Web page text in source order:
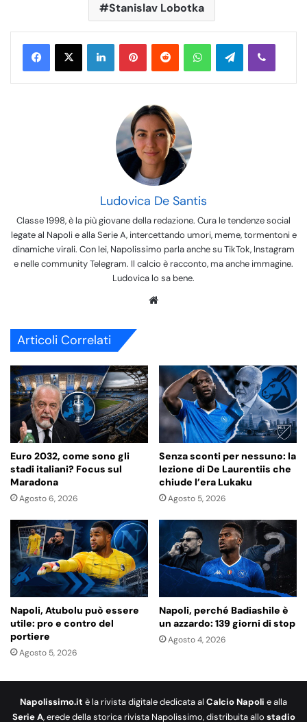
Stanislav Lobotka
WhatsApp Telegram
Ludovica De Santis
Classe 1998, è la più giovane della redazione. Cura le tendenze social
legate al Napoli e alla Serie A, intercettando umori, meme, tormentoni e
dinamiche virali. Con lei, Napolissimo parla anche su TikTok, Instagram
e nelle community Telegram. Il calcio è racconto, ma anche immagine.
Ludovica lo sa bene.
Articoli Correlati
Euro 2032, come sono gli
stadi italiani? Focus sul
Maradona
Agosto 6, 2026
Senza sconti per nessuno: la
lezione di De Laurentiis che
chiude l’era Lukaku
Agosto 5, 2026
Napoli, Atubolu può essere
utile: pro e contro del
portiere
Agosto 5, 2026
Napoli, perché Badiashile è
un azzardo: 139 giorni di stop
Agosto 4, 2026
Napolissimo.it è la rivista digitale dedicata al Calcio Napoli e alla
Serie A, erede della storica rivista Napolissimo, distribuita allo stadio